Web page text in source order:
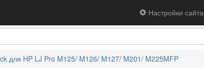
Настройки сайта
для HP LJ Pro M125/ M126/ M127/ M201/ M225MFP